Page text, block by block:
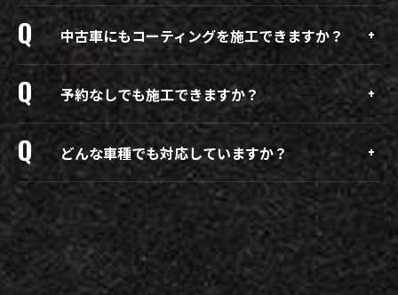
中古車にもコーティングを施工できますか？
予約なしでも施工できますか？
どんな車種でも対応していますか？